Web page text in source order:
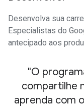
Desenvolva sua
Especialistas do
antecipado aos
"O
compartilhe
aprenda com